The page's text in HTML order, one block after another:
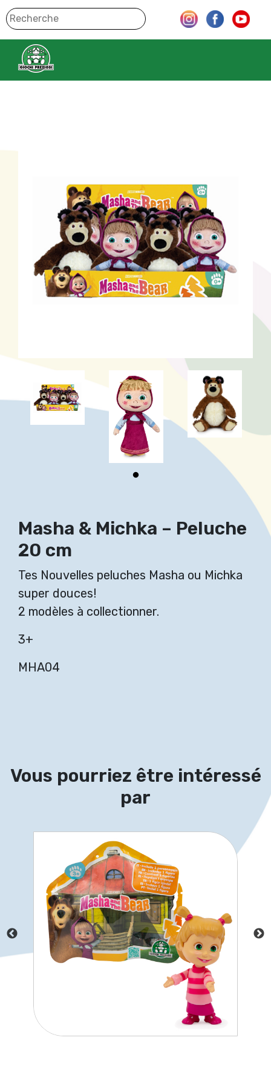
Masha & Michka – Peluche
20 cm
Tes Nouvelles peluches Masha ou Michka
super douces!
2 modèles à collectionner.
3+
MHA04
Vous pourriez être intéressé
par